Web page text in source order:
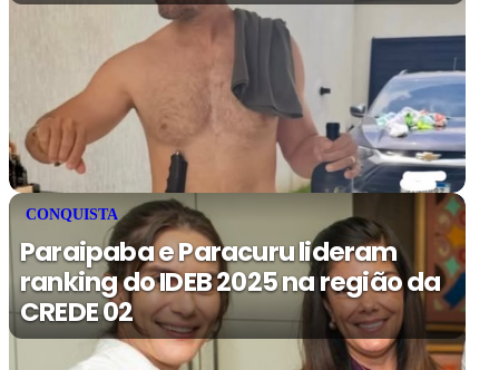
CONQUISTA
Paraipaba e Paracuru lideram
ranking do IDEB 2025 na região da
CREDE 02